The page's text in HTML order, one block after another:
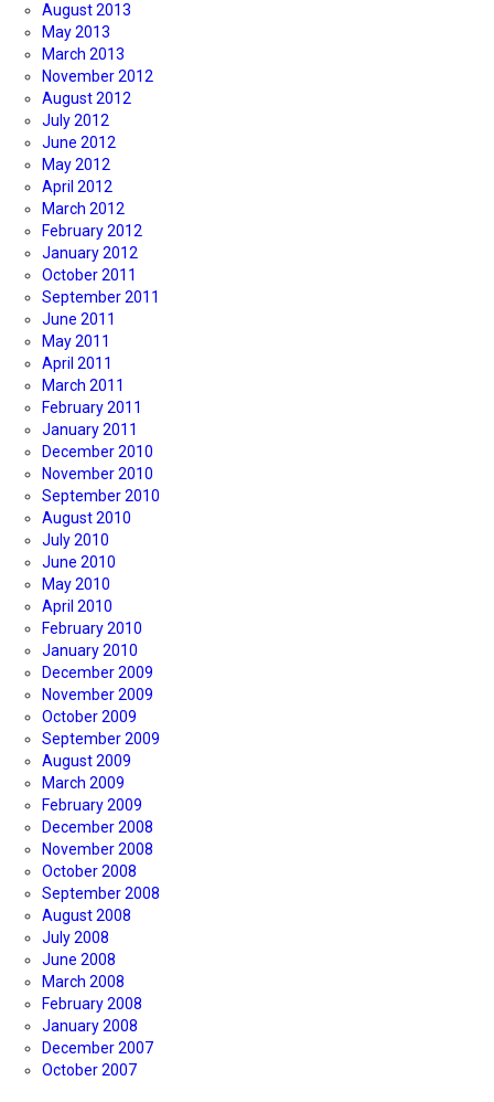
August 2013
May 2013
March 2013
November 2012
August 2012
July 2012
June 2012
May 2012
April 2012
March 2012
February 2012
January 2012
October 2011
September 2011
June 2011
May 2011
April 2011
March 2011
February 2011
January 2011
December 2010
November 2010
September 2010
August 2010
July 2010
June 2010
May 2010
April 2010
February 2010
January 2010
December 2009
November 2009
October 2009
September 2009
August 2009
March 2009
February 2009
December 2008
November 2008
October 2008
September 2008
August 2008
July 2008
June 2008
March 2008
February 2008
January 2008
December 2007
October 2007